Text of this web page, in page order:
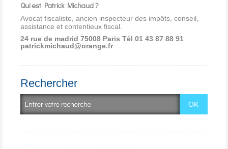
Qui est Patrick Michaud ?
Avocat fiscaliste, ancien inspecteur des impôts, conseil,
assistance et contentieux fiscal.
24 rue de madrid 75008 Paris Tél 01 43 87 88 91
patrickmichaud@orange.fr
Rechercher